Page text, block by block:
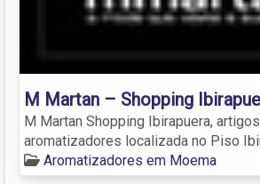
M Martan – Shopping
M Martan Shopping Ibirapuera,
aromatizadores localizada no Piso
Aromatizadores em Moema